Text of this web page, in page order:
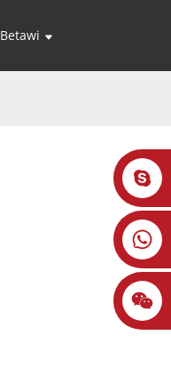
Betawi